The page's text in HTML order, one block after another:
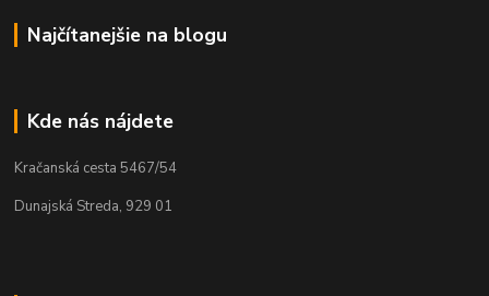
Najčítanejšie na blogu
Kde nás nájdete
Kračanská cesta 5467/54
Dunajská Streda, 929 01